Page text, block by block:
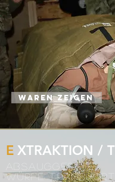
WAREN ZEIGEN
E XTRAKTION /
ABSAUGGERÄTE
WÜRFE